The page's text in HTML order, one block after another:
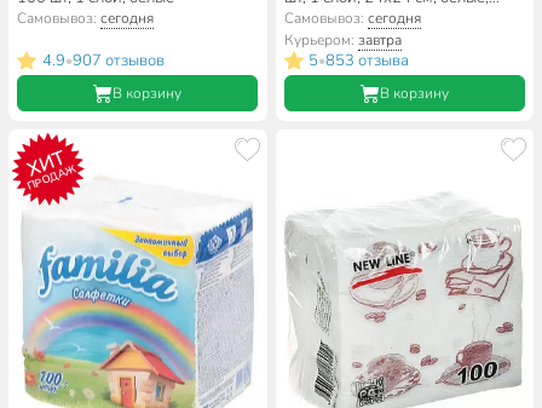
Самовывоз:сегодня
4.9•907 отзывов
В корзину
24б1/200
Самовывоз: сегодня
Курьером: завтра
5•853 отзыва
В корзину
ХИТ
ПРОДАЖ